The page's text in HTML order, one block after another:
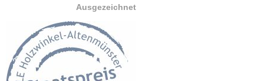
Ausgezeichnet